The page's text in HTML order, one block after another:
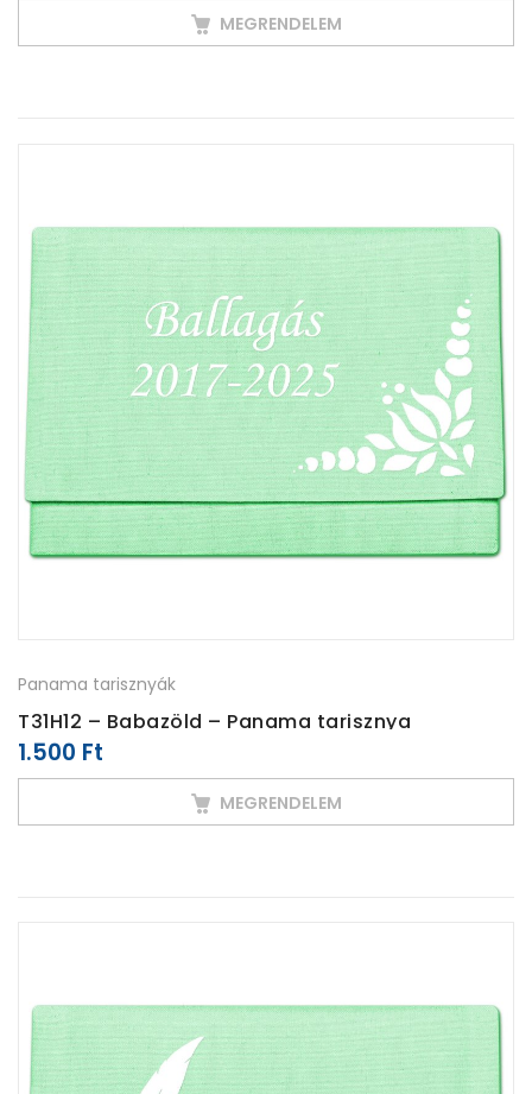
MEGRENDELEM
Panama tarisznyák
T31H12 – Babazöld – Panama tarisznya
1.500 Ft
MEGRENDELEM